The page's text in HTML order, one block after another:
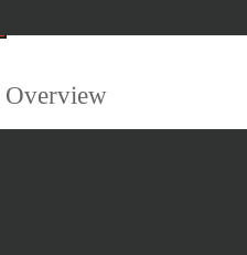
while you navigate through the